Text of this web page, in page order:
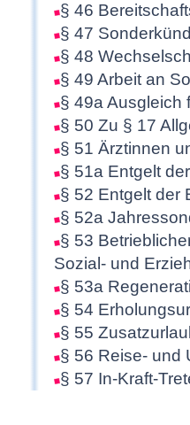
§ 46
§ 47
§ 48
§ 49 Arbeit an
§ 49a Ausgleich
§ 50 Zu § 17
§ 51 Ärztinnen
§ 51a Entgelt
§ 52 Entgelt der
§ 52a
§ 53
Sozial- und
§ 53a
§ 54
§ 55
§ 56 Reise- und
§ 57 In-Kraft-